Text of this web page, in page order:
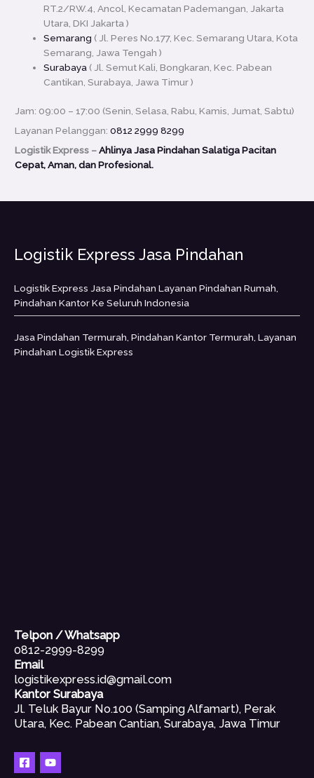
RT.2/RW.4, Ancol, Kecamatan Pademangan, Jakarta
Utara, DKI Jakarta )
Semarang ( Jl. Peres No.177, Kec. Semarang Utara, Kota
Semarang, Jawa Tengah )
Surabaya ( Jl. Semut Kali, Bongkaran, Kec. Pabean
Cantikan, Surabaya, Jawa Timur )
Jam: 09:00 – 17:00 (Senin, Selasa, Rabu, Kamis, Jumat, Sabtu)
Layanan Pelanggan:0812 2999 8299
Logistik Express –Ahlinya Jasa Pindahan Salatiga Pacitan
Cepat, Aman, dan Profesional.
Logistik Express Jasa Pindahan
Logistik Express Jasa Pindahan Layanan Pindahan Rumah,
Pindahan Kantor Ke Seluruh Indonesia
Jasa Pindahan Termurah, Pindahan Kantor Termurah, Layanan
Pindahan Logistik Express
Telpon / Whatsapp
0812-2999-8299
Email
logistikexpress.id@gmail.com
Kantor Surabaya
Jl. Teluk Bayur No.100 (Samping Alfamart), Perak
Utara, Kec. Pabean Cantian, Surabaya, Jawa Timur